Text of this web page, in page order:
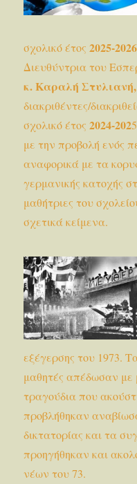
σχολικό έτος2025-2026
Διευθύντρια του
κ. Καραλή Στυλιανή,
διακριθέντες/
σχολικό έτος2024-202
με την προβολή ενός
αναφορικά με τα
γερμανικής κατοχής
μαθήτριες του
σχετικά κείμενα.
εξέγερσης του 1973.
μαθητές απέδωσαν με
τραγούδια που
προβλήθηκαν
δικτατορίας και τα
προηγήθηκαν και
νέων του 73.